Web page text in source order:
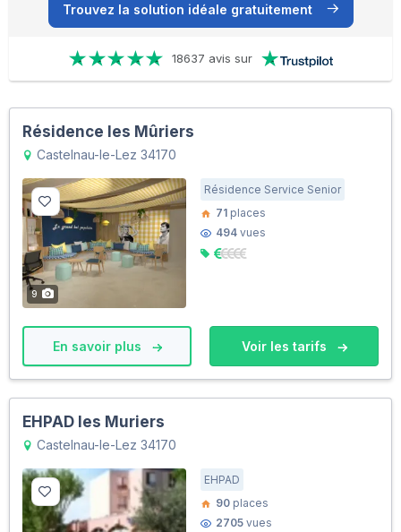
Trouvez la solution idéale gratuitement
18637 avis sur
Résidence les Mûriers
Castelnau-le-Lez 34170
9
Résidence Service Senior
71 places
494 vues
En savoir plus Voir les tarifs
EHPAD les Muriers
Castelnau-le-Lez 34170
EHPAD
90 places
2705 vues